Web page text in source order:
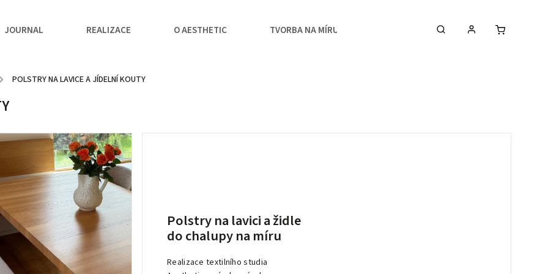
JOURNAL REALIZACE O AESTHETIC TVORBA NA MÍRU KONTAKTY & STUDIO
POLSTRY NA LAVICE A JÍDELNÍ KOUTY
Polstry na lavici a židle
do chalupy na míru
Realizace textilního studia